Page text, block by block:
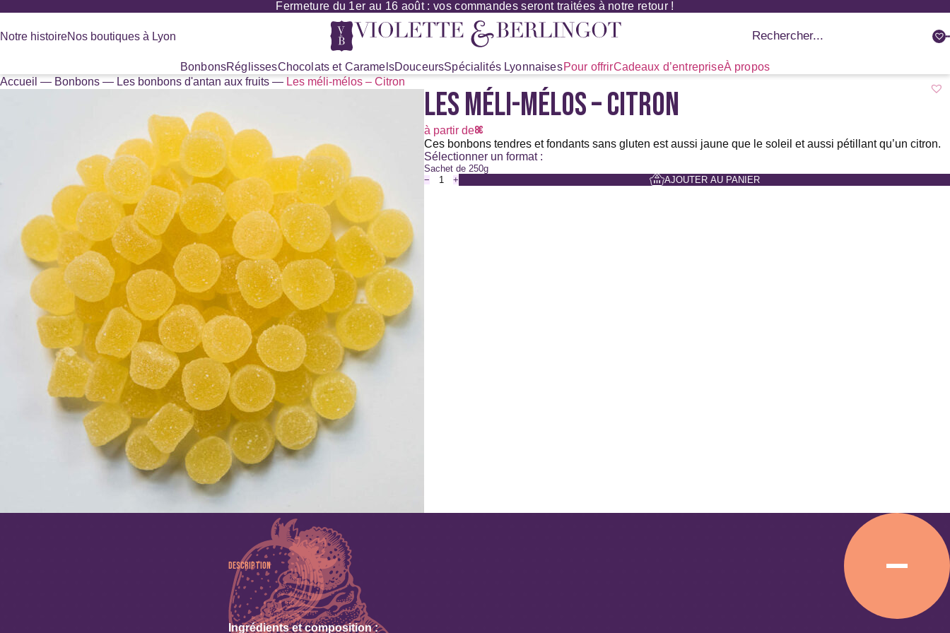
Fermeture du 1er au 16 août : vos commandes seront traitées à notre retour !
Notre histoireNos boutiques à Lyon
BonbonsRéglissesChocolats et CaramelsDouceursSpécialités LyonnaisesPour offrirCadeaux d’entrepriseÀ propos
Recherche
produits
Accueil — Bonbons — Les bonbons d'antan aux fruits — Les méli-mélos – Citron
LES MÉLI-MÉLOS – CITRON
à partir de8€
Ces bonbons tendres et fondants sans gluten est aussi jaune que le soleil et aussi pétillant qu’un citron.
Sélectionner un format :
Sachet de 250g
−
quantité
+ AJOUTER AU PANIER
Description
Ingrédients et composition :